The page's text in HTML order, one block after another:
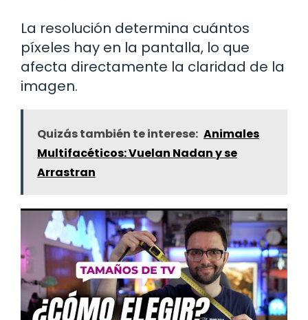
La resolución determina cuántos
píxeles hay en la pantalla, lo que
afecta directamente la claridad de la
imagen.
Quizás también te interese: Animales
Multifacéticos: Vuelan Nadan y se
Arrastran